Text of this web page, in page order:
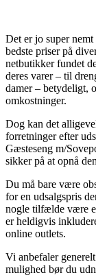
Det er jo super
bedste priser på
netbutikker fundet
deres varer – til
damer – betydeligt,
omkostninger.
Dog kan det
forretninger efter
Gæsteseng m/
sikker på at opnå
Du må bare være
for en udsalgspris
nogle tilfælde være
er heldigvis
online outlets.
Vi anbefaler
mulighed bør du